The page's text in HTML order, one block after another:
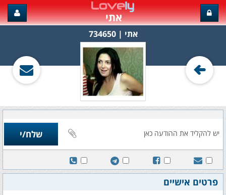
אתי
אתי‏ | 734650
פרטים אישיים